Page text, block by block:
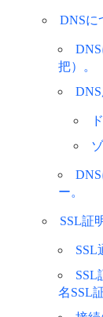
DNSに
把）。
ー。
SSL証
SSL
SSL
名SSL